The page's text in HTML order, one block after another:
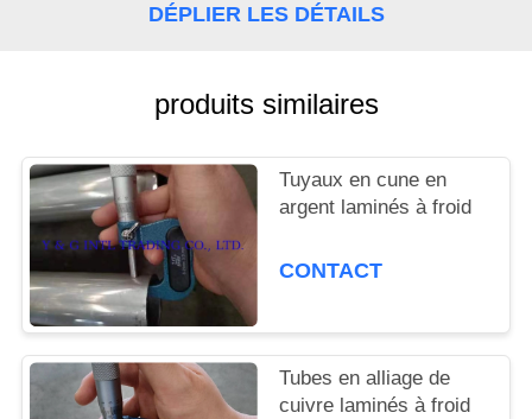
NOUVELLES
PLAN
DU
SITE
PRIVACY
POLICY
DÉPLIER LES DÉTAILS
produits similaires
Tuyaux en cune en
argent laminés à froid
CONTACT
Tubes en alliage de
cuivre laminés à froid